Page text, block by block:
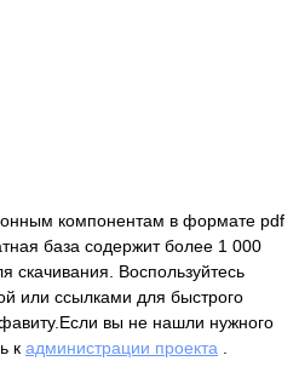
компонентам в формате pdf
база содержит более 1 000
скачивания. Воспользуйтесь
или ссылками для быстрого
вы не нашли нужного
к администрации проекта